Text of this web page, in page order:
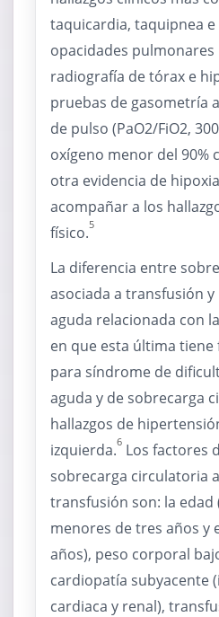
taquicardia, taquipnea e
opacidades pulmonares
radiografía de tórax e
pruebas de gasometría
de pulso (PaO2/FiO2,
oxígeno menor del 90%
otra evidencia de
acompañar a los
físico.5
La diferencia entre
asociada a transfusión
aguda relacionada con
en que esta última
para síndrome de
aguda y de sobrecarga
hallazgos de
izquierda.6 Los factores
sobrecarga circulatoria
transfusión son: la edad
menores de tres años y
años), peso corporal
cardiopatía subyacente
cardiaca y renal),